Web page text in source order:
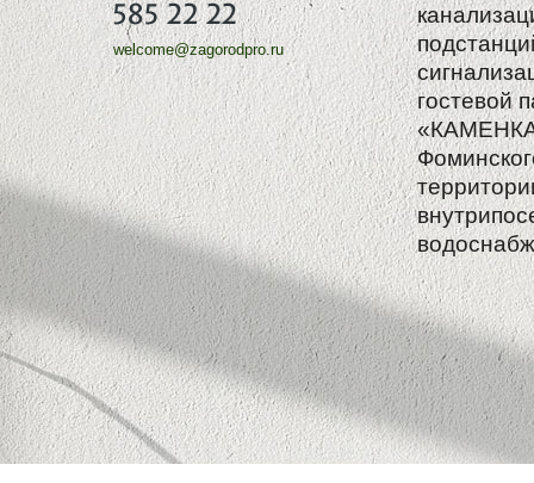
welcome@zagorodpro.ru
гостевой